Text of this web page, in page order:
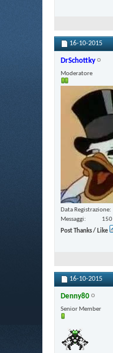
16-10-2015
DrSchottky
Moderatore
Data Registrazione
Messaggi
150
Post Thanks / Like
16-10-2015
Denny80
Senior Member